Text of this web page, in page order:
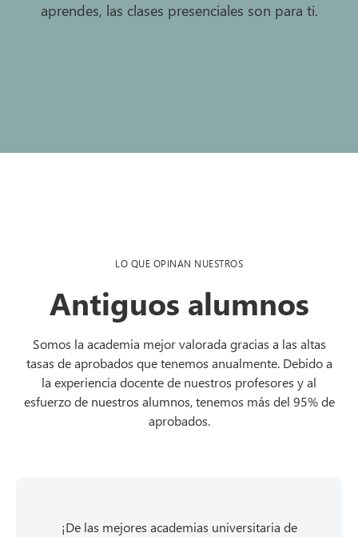
aprendes, las clases presenciales son para ti.
LO QUE OPINAN NUESTROS
Antiguos alumnos
Somos la academia mejor valorada gracias a las altas
tasas de aprobados que tenemos anualmente. Debido a
la experiencia docente de nuestros profesores y al
esfuerzo de nuestros alumnos, tenemos más del 95% de
aprobados.
Con este es mi segundo año que curso una
¡De las mejores academias universitaria de
Hice un intensivo para preparar los
Las clases resultan de gran ayuda, no sé qué
Con este es mi segundo año que curso una
¡De las mejores academias universitaria de